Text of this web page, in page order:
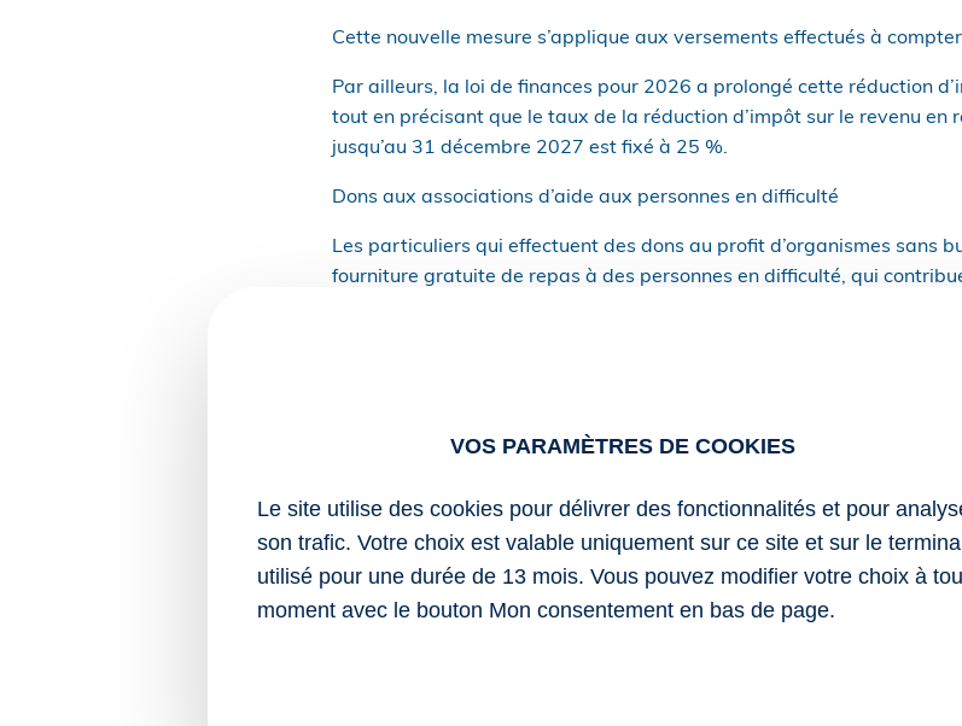
Cette nouvelle mesure s’applique aux versements effectués à
Par ailleurs, la loi de finances pour 2026 a prolongé cette réduction
tout en précisant que le taux de la réduction d’impôt sur le revenu en
jusqu’au 31 décembre 2027 est fixé à 25 %.
Dons aux associations d’aide aux personnes en difficulté
Les particuliers qui effectuent des dons au profit d’organismes sans
fourniture gratuite de repas à des personnes en difficulté, qui
Si la loi de finances pour 2025 a pérennisé le plafond exceptionnel de
quant à elle, double cette limite de 1 000 € pour la porter à 2 000 €
à compter du 14 octobre 2025.
Crédit d’impôt au titre des services à la personne
VOS PARAMÈTRES DE COOKIES
Le site utilise des cookies pour délivrer des fonctionnalités et pour
son trafic. Votre choix est valable uniquement sur ce site et sur le terminal
utilisé pour une durée de 13 mois. Vous pouvez modifier votre choix à
moment avec le bouton Mon consentement en bas de page.